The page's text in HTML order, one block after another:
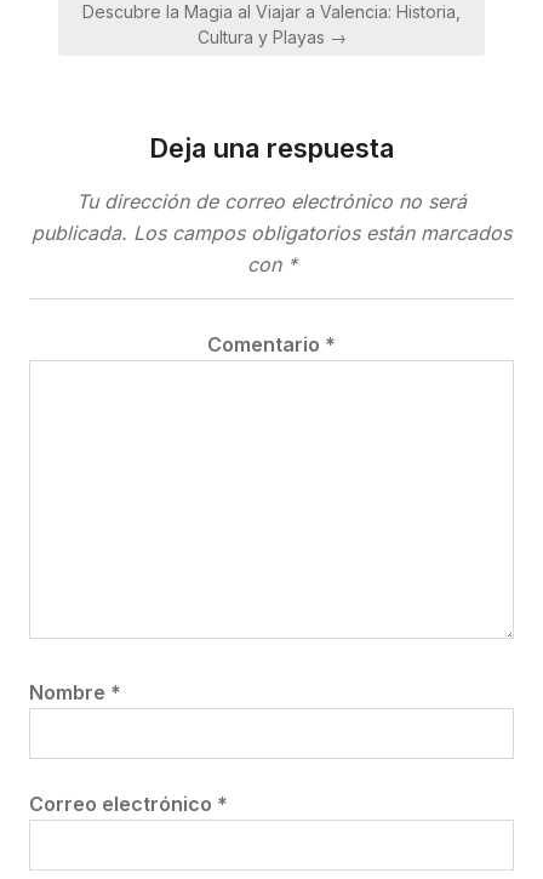
Descubre la Magia al Viajar a Valencia: Historia,
Cultura y Playas →
Deja una respuesta
Tu dirección de correo electrónico no será
publicada. Los campos obligatorios están marcados
con *
Comentario *
Nombre *
Correo electrónico *